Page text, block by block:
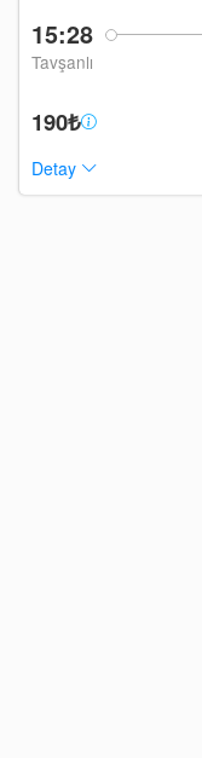
15:28
Tavşanlı
190₺
Detay